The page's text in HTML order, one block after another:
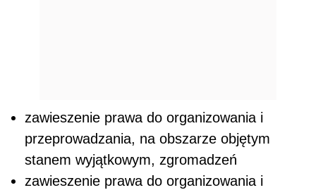
zawieszenie prawa do organizowania i
przeprowadzania, na obszarze objętym
stanem wyjątkowym, zgromadzeń
zawieszenie prawa do organizowania i